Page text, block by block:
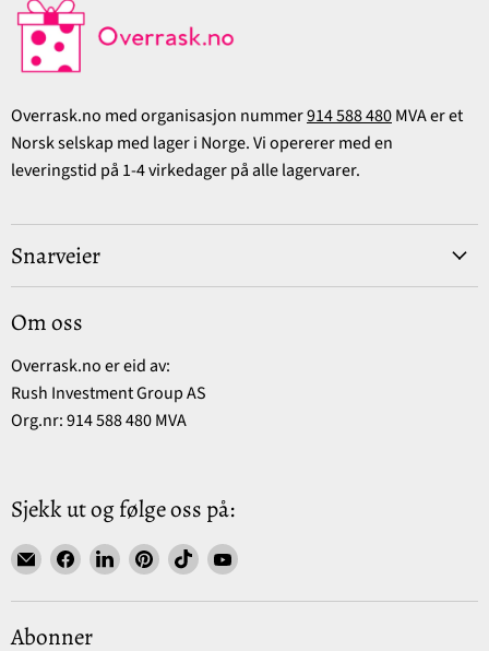
Overrask.no med organisasjon nummer914 588 480MVA er et
Norsk selskap med lager i Norge. Vi opererer med en
leveringstid på 1-4 virkedager på alle lagervarer.
Snarveier
Om oss
Overrask.no er eid av:
Rush Investment Group AS
Org.nr: 914 588 480 MVA
Sjekk ut og følge oss på:
Find
on
Find
on
Find
on
Find
on
Find
on
Find
on
Abonner